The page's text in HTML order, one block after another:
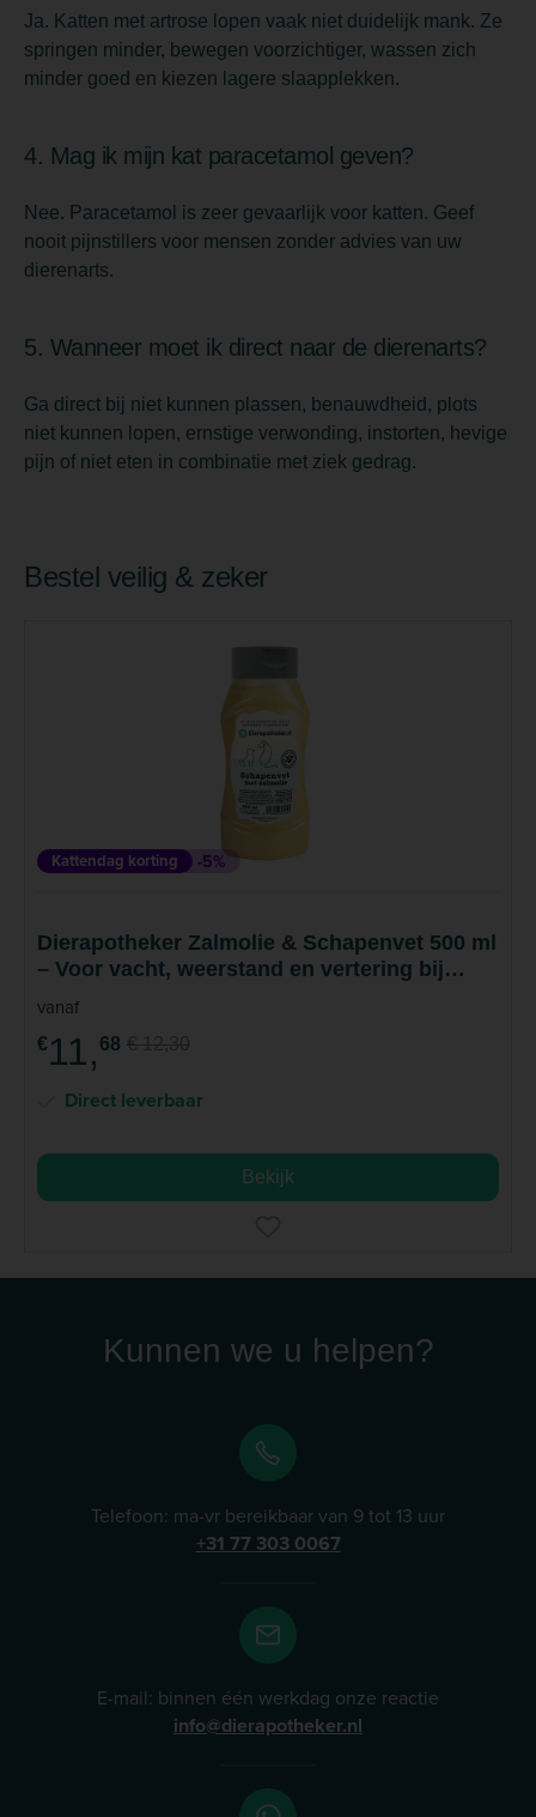
Ja. Katten met artrose lopen vaak niet duidelijk mank. Ze
springen minder, bewegen voorzichtiger, wassen zich
minder goed en kiezen lagere slaapplekken.
4. Mag ik mijn kat paracetamol geven?
Nee. Paracetamol is zeer gevaarlijk voor katten. Geef
nooit pijnstillers voor mensen zonder advies van uw
dierenarts.
5. Wanneer moet ik direct naar de dierenarts?
Ga direct bij niet kunnen plassen, benauwdheid, plots
niet kunnen lopen, ernstige verwonding, instorten, hevige
pijn of niet eten in combinatie met ziek gedrag.
Bestel veilig & zeker
Kattendag korting -5%
Dierapotheker Zalmolie & Schapenvet 500 ml
– Voor vacht, weerstand en vertering bij
vanaf
€11, 68
Direct leverbaar
Bekijk
Kunnen we u helpen?
Telefoon: ma-vr bereikbaar van 9 tot 13 uur
+31 77 303 0067
E-mail: binnen één werkdag onze reactie
info@dierapotheker.nl